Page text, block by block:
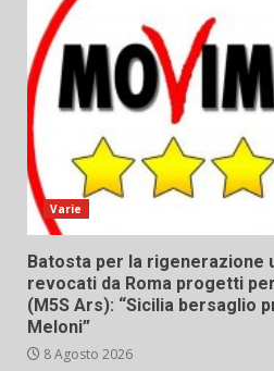
Varie
Batosta per la rigenerazione
revocati da Roma progetti
(M5S Ars): “Sicilia bersaglio
Meloni”
8 Agosto 2026